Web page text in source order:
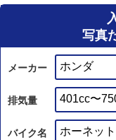
写真
メーカー
排気量
バイク名